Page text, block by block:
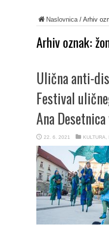
Naslovnica/ Arhiv
Arhiv oznak:
Ulična anti-
Festival
Ana
22. 6. 2021 KULTURA